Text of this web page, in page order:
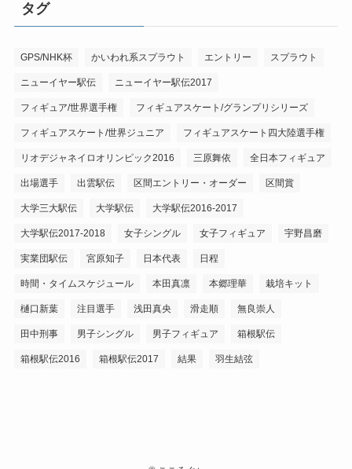
タグ
GPS/NHK杯 かいわれ系スプラウト エントリー スプラウト
ニューイヤー駅伝 ニューイヤー駅伝2017
フィギュア/世界選手権 フィギュアスケート/グランプリシリーズ
フィギュアスケート/世界ジュニア フィギュアスケート四大陸選手権
リオデジャネイロオリンピック2016 三原舞依 全日本フィギュア
出場選手 出雲駅伝 区間エントリー・オーダー 区間賞
大学三大駅伝 大学駅伝 大学駅伝2016-2017
大学駅伝2017-2018 女子シングル 女子フィギュア 宇野昌磨
実業団駅伝 宮原知子 日本代表 日程
時間・タイムスケジュール 本田真凛 本郷理華 栽培キット
樋口新葉 注目選手 浅田真央 滑走順 無良崇人
田中刑事 男子シングル 男子フィギュア 箱根駅伝
箱根駅伝2016 箱根駅伝2017 結果 羽生結弦